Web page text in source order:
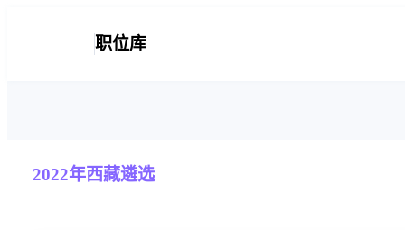
2022年西藏遴选职位库
职位库
2022年西藏遴选